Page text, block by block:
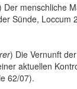
Der menschliche
Sünde, Loccum
) Die Vernunft
aktuellen
62/07).